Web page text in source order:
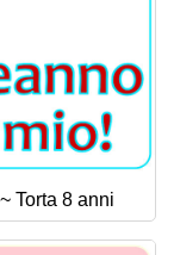
Torta 8 anni